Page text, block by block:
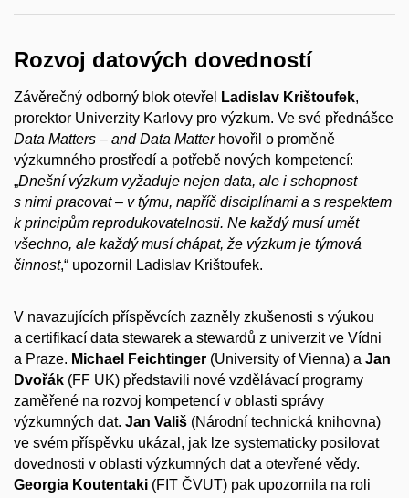
Rozvoj datových dovedností
Závěrečný odborný blok otevřel Ladislav Krištoufek,
prorektor Univerzity Karlovy pro výzkum. Ve své přednášce
Data Matters – and Data Matterhovořil o proměně
výzkumného prostředí a potřebě nových kompetencí:
„Dnešní výzkum vyžaduje nejen data, ale i schopnost
s nimi pracovat – v týmu, napříč disciplínami a s respektem
k principům reprodukovatelnosti. Ne každý musí umět
všechno, ale každý musí chápat, že výzkum je týmová
činnost,“ upozornil Ladislav Krištoufek.
V navazujících příspěvcích zazněly zkušenosti s výukou
a certifikací data stewarek a stewardů z univerzit ve Vídni
a Praze. Michael Feichtinger (University of Vienna) a Jan
Dvořák (FF UK) představili nové vzdělávací programy
zaměřené na rozvoj kompetencí v oblasti správy
výzkumných dat. Jan Vališ (Národní technická knihovna)
ve svém příspěvku ukázal, jak lze systematicky posilovat
dovednosti v oblasti výzkumných dat a otevřené vědy.
Georgia Koutentaki (FIT ČVUT) pak upozornila na roli